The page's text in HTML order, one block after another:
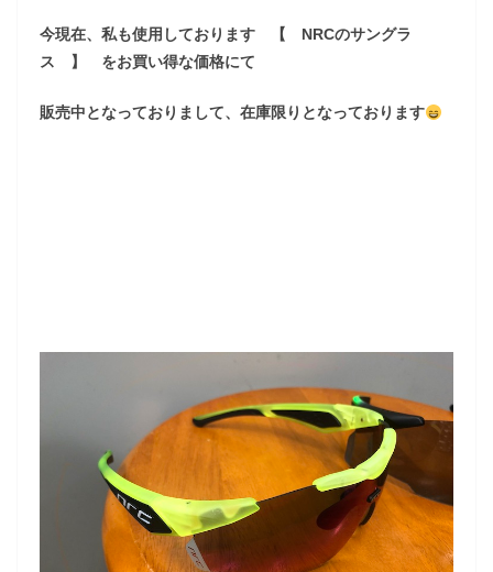
今現在、私も使用しております 【 NRCのサングラ
ス 】 をお買い得な価格にて
販売中となっておりまして、在庫限りとなっております